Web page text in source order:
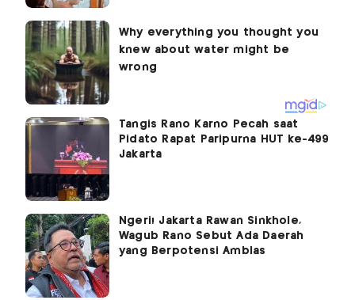
Tangis Rano Karno Pecah saat
Pidato Rapat Paripurna HUT ke-499
Jakarta
Ngeri! Jakarta Rawan Sinkhole,
Wagub Rano Sebut Ada Daerah
yang Berpotensi Amblas